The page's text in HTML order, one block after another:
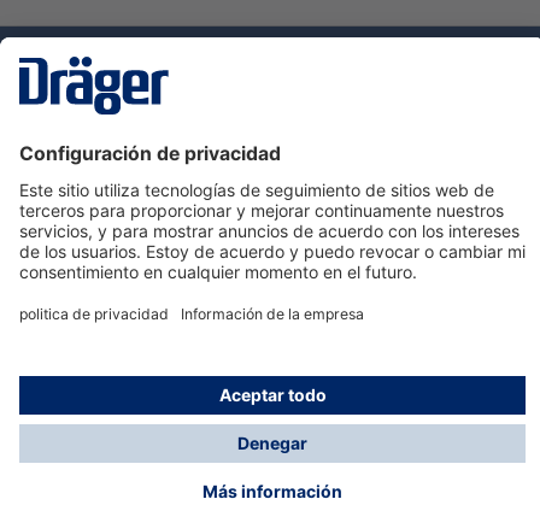
Servicio de atención al cliente de Dräger
Ayuda
Información
© Dräger Hispania S.A.U., 2024
*Todos los precios no incluyen IVA y posibles gastos
de envío, salvo que indique lo contrario